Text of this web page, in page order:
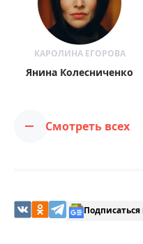
КАРОЛИНА ЕГОРОВА
Янина Колесниченко
Смотреть всех
Подписаться